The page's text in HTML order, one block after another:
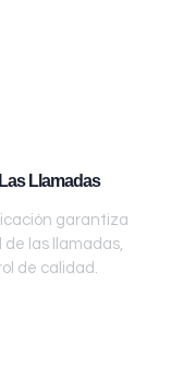
Llamadas
garantiza
las llamadas,
de calidad.